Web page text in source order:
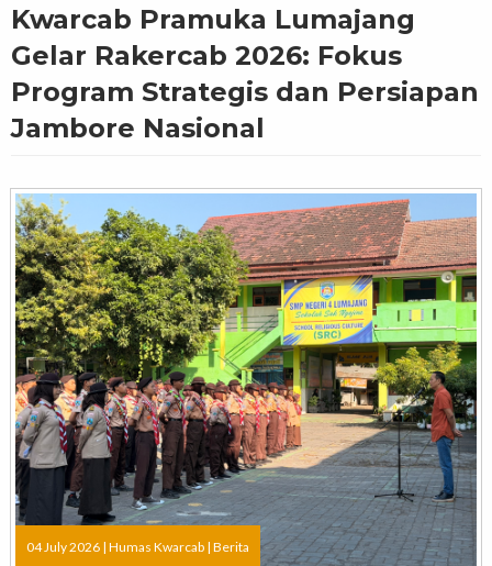
Kwarcab Pramuka Lumajang
Gelar Rakercab 2026: Fokus
Program Strategis dan Persiapan
Jambore Nasional
04 July 2026 | Humas Kwarcab | Berita